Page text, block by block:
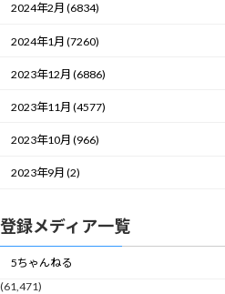
2024年2月 (6834)
2024年1月 (7260)
2023年12月 (6886)
2023年11月 (4577)
2023年10月 (966)
2023年9月 (2)
登録メディア一覧
5ちゃんねる
(61,471)